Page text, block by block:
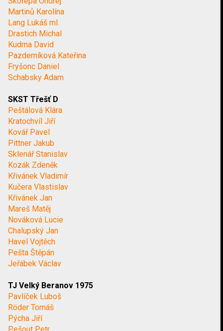
Martinů Karolína
Lang Lukáš ml.
Drastich Michal
Kudrna David
Pazderníková Kateřina
Fryšonc Daniel
Schabsky Adam
SKST Třešť D
Peštálová Klára
Kratochvíl Jiří
Kovář Pavel
Pittner Jakub
Sklenář Stanislav
Kozák Zdeněk
Křivánek Vladimír
Kučera Vlastislav
Křivánek Jan
Mareš Matěj
Nováková Lucie
Chalupský Jan
Havel Vojtěch
Pešta Štěpán
Jeřábek Václav
TJ Velký Beranov 1975
Pavlíček Luboš
Röder Tomáš
Pýcha Jiří